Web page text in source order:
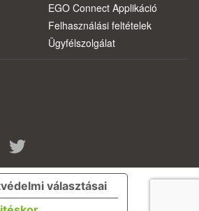
EGO Connect Applikáció
Felhasználási feltételek
Ügyfélszolgálat
választásai